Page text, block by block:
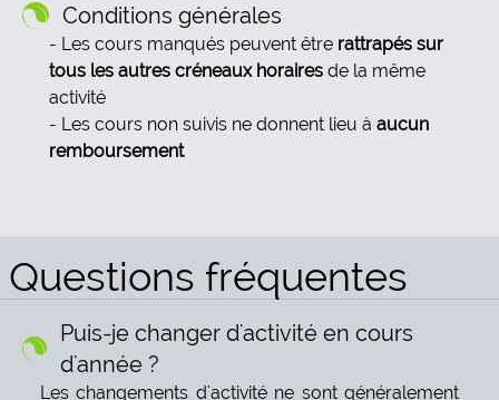
Conditions générales
Les cours manqués peuvent être rattrapés sur
tous les autres créneaux horaires de la même
activité
Les cours non suivis ne donnent lieu à aucun
remboursement
Questions fréquentes
Puis-je changer d'activité en cours
d'année ?
Les changements d'activité ne sont généralement